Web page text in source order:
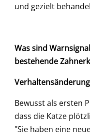
und gezielt
Was sind
bestehende
Verhaltensänderung
Bewusst als ersten
dass die Katze
"Sie haben eine